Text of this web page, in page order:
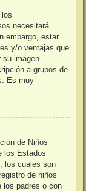
los
necesitará
embargo, estar
y/o ventajas que
su imagen
a grupos de
Es muy
de Niños
los Estados
los cuales son
de niños
los padres o con